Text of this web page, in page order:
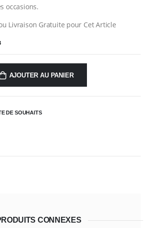
occasions.
Livraison Gratuite pour Cet Article
AJOUTER AU PANIER
DE SOUHAITS
CONNEXES